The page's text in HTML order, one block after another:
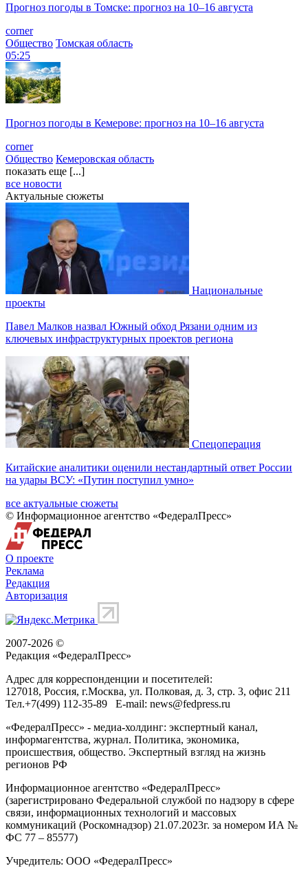
Прогноз погоды в Томске: прогноз на 10–16 августа
corner
Общество Томская область
05:25
Прогноз погоды в Кемерове: прогноз на 10–16 августа
corner
Общество Кемеровская область
показать еще [...]
все новости
Актуальные сюжеты
Национальные
проекты
Павел Малков назвал Южный обход Рязани одним из
ключевых инфраструктурных проектов региона
Спецоперация
Китайские аналитики оценили нестандартный ответ России
на удары ВСУ: «Путин поступил умно»
все актуальные сюжеты
© Информационное агентство «ФедералПресс»
О проекте
Реклама
Редакция
Авторизация
2007-2026 ©
Редакция «ФедералПресс»
Адрес для корреспонденции и посетителей:
127018, Россия, г.Москва, ул. Полковая, д. 3, стр. 3, офис 211
Тел.+7(499) 112-35-89 E-mail: news@fedpress.ru
«ФедералПресс» - медиа-холдинг: экспертный канал,
информагентства, журнал. Политика, экономика,
происшествия, общество. Экспертный взгляд на жизнь
регионов РФ
Информационное агентство «ФедералПресс»
(зарегистрировано Федеральной службой по надзору в сфере
связи, информационных технологий и массовых
коммуникаций (Роскомнадзор) 21.07.2023г. за номером ИА №
ФС 77 – 85577)
Учредитель: ООО «ФедералПресс»